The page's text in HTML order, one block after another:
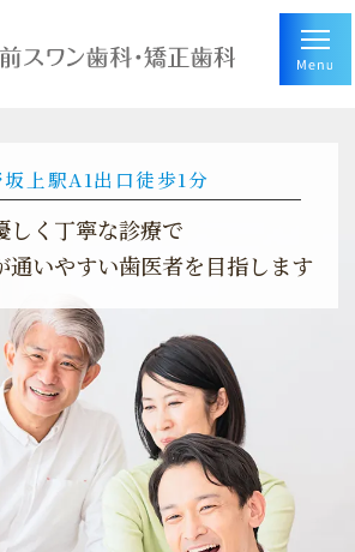
坂上駅A1出口徒歩1分
しく丁寧な診療で
通いやすい歯医者を目指します
治療をもっと身近に